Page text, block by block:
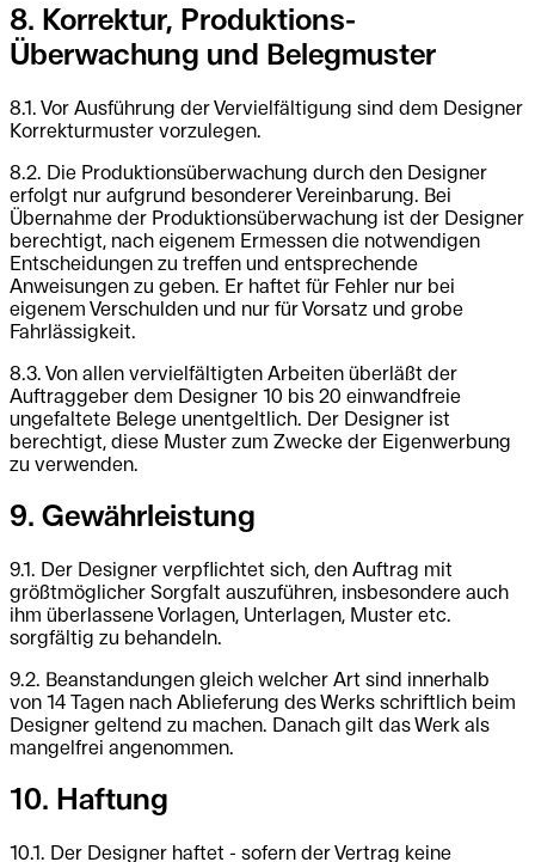
8. Korrektur, Produktions-
Überwachung und Belegmuster
8.1. Vor Ausführung der Vervielfältigung sind dem Designer
Korrekturmuster vorzulegen.
8.2. Die Produktionsüberwachung durch den Designer
erfolgt nur aufgrund besonderer Vereinbarung. Bei
Übernahme der Produktionsüberwachung ist der Designer
berechtigt, nach eigenem Ermessen die notwendigen
Entscheidungen zu treffen und entsprechende
Anweisungen zu geben. Er haftet für Fehler nur bei
eigenem Verschulden und nur für Vorsatz und grobe
Fahrlässigkeit.
8.3. Von allen vervielfältigten Arbeiten überläßt der
Auftraggeber dem Designer 10 bis 20 einwandfreie
ungefaltete Belege unentgeltlich. Der Designer ist
berechtigt, diese Muster zum Zwecke der Eigenwerbung
zu verwenden.
9. Gewährleistung
9.1. Der Designer verpflichtet sich, den Auftrag mit
größtmöglicher Sorgfalt auszuführen, insbesondere auch
ihm überlassene Vorlagen, Unterlagen, Muster etc.
sorgfältig zu behandeln.
9.2. Beanstandungen gleich welcher Art sind innerhalb
von 14 Tagen nach Ablieferung des Werks schriftlich beim
Designer geltend zu machen. Danach gilt das Werk als
mangelfrei angenommen.
10. Haftung
10.1. Der Designer haftet - sofern der Vertrag keine